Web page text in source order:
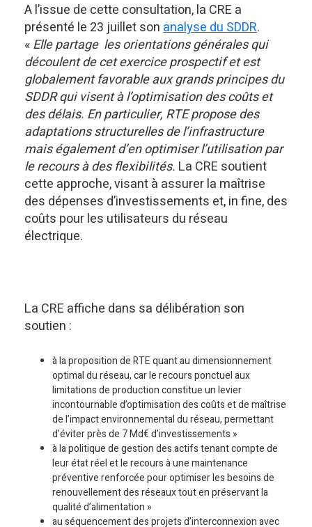
A l’issue de cette consultation, la CRE a
présenté le 23 juillet sonanalyse du SDDR.
«Elle partage les orientations générales qui
découlent de cet exercice prospectif et est
globalement favorable aux grands principes du
SDDR qui visent à l’optimisation des coûts et
des délais. En particulier, RTE propose des
adaptations structurelles de l’infrastructure
mais également d’en optimiser l’utilisation par
le recours à des flexibilités. La CRE soutient
cette approche, visant à assurer la maîtrise
des dépenses d’investissements et, in fine, des
coûts pour les utilisateurs du réseau
électrique.
La CRE affiche dans sa délibération son
soutien :
à la proposition de RTE quant au dimensionnement
optimal du réseau, car le recours ponctuel aux
limitations de production constitue un levier
incontournable d’optimisation des coûts et de maîtrise
de l’impact environnemental du réseau, permettant
d’éviter près de 7 Md€ d’investissements »
à la politique de gestion des actifs tenant compte de
leur état réel et le recours à une maintenance
préventive renforcée pour optimiser les besoins de
renouvellement des réseaux tout en préservant la
qualité d’alimentation »
au séquencement des projets d’interconnexion avec